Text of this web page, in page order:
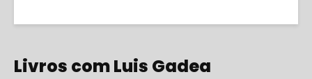
Livros com Luis Gadea